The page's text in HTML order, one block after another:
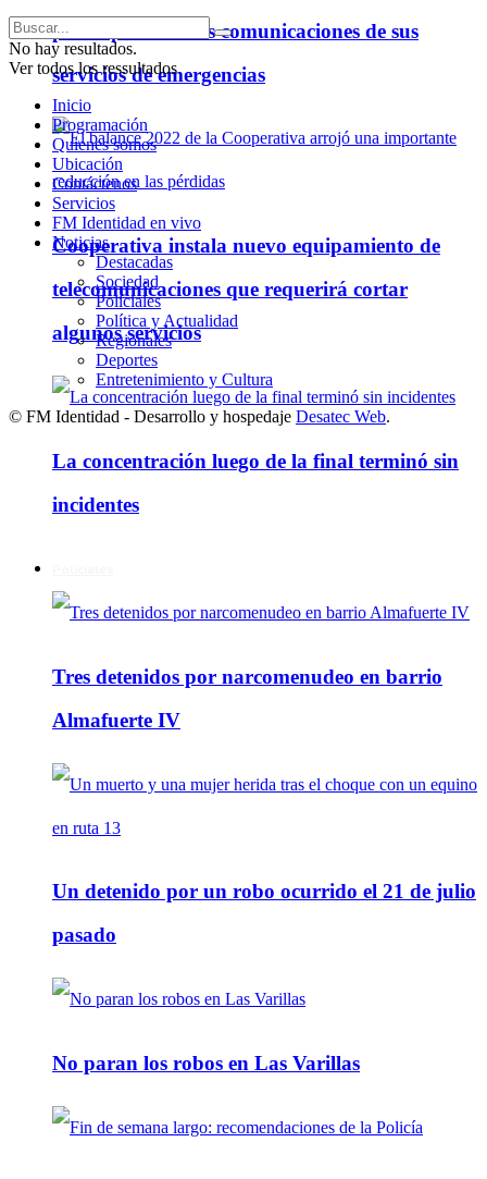
para optimizar las comunicaciones de sus
servicios de emergencias
Cooperativa instala nuevo equipamiento de
telecomunicaciones que requerirá cortar
algunos servicios
La concentración luego de la final terminó sin
incidentes
Tres detenidos por narcomenudeo en barrio
Almafuerte IV
Un detenido por un robo ocurrido el 21 de julio
pasado
No paran los robos en Las Varillas
No hay resultados.
Ver todos los ressultados
Inicio
Programación
Quienes somos
Ubicación
Contáctenos
Servicios
FM Identidad en vivo
Noticias
Destacadas
Sociedad
Policiales
Política y Actualidad
Regionales
Deportes
Entretenimiento y Cultura
© FM Identidad - Desarrollo y hospedaje Desatec Web.